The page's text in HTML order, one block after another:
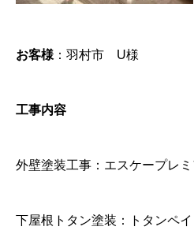
お客様 ：羽村市 U様
工事内容
外壁塗装工事：エスケープレ
下屋根トタン塗装：トタンペイ